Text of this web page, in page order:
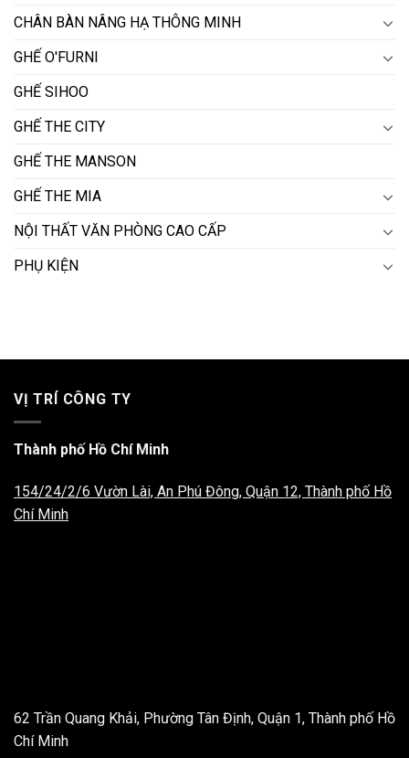
CHÂN BÀN NÂNG HẠ THÔNG MINH
GHẾ O'FURNI
GHẾ SIHOO
GHẾ THE CITY
GHẾ THE MANSON
GHẾ THE MIA
NỘI THẤT VĂN PHÒNG CAO CẤP
PHỤ KIỆN
VỊ TRÍ CÔNG TY
Thành phố Hồ Chí Minh
154/24/2/6 Vườn Lài, An Phú Đông, Quận 12, Thành phố Hồ
Chí Minh
62 Trần Quang Khải, Phường Tân Định, Quận 1, Thành phố Hồ
Chí Minh